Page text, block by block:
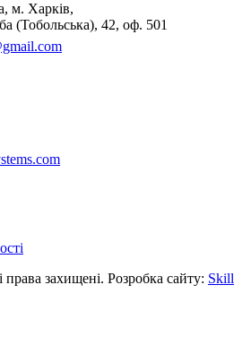
м. Харків,
(Тобольська), 42, оф. 501
захищені. Розробка сайту: Skill